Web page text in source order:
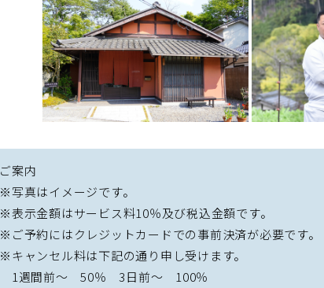
ご案内
※写真はイメージです。
※表示金額はサービス料10％及び税込金額です。
※ご予約にはクレジットカードでの事前決済が必要です。
※キャンセル料は下記の通り申し受けます。
1週間前～ 50％ 3日前～ 100％